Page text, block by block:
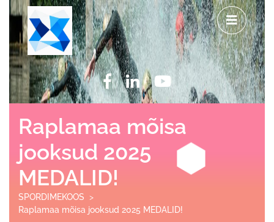
Raplamaa mõisa
jooksud 2025
MEDALID!
SPORDIMEKOOS >
Raplamaa mõisa jooksud 2025 MEDALID!